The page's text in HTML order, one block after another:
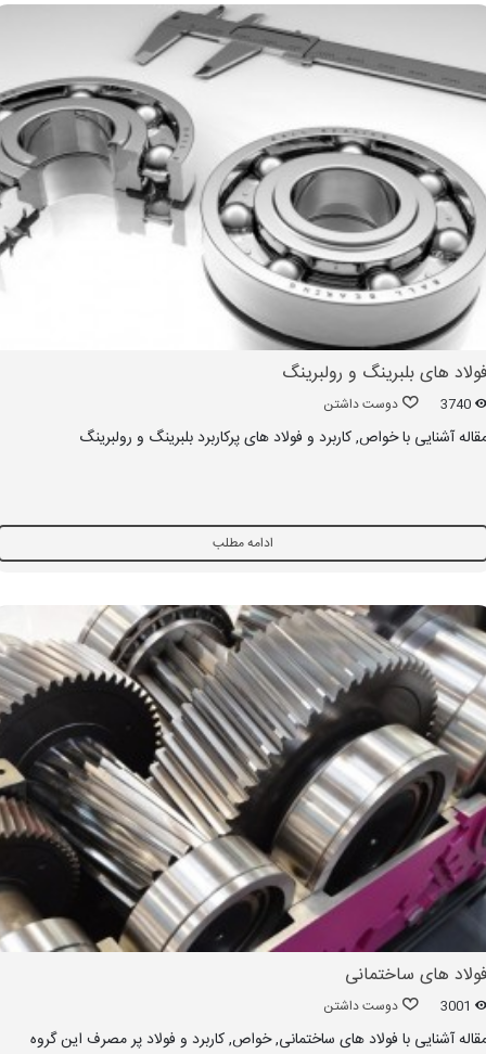
های بلبرینگ و رولبرینگ
3740 دوست داشتن
آشنایی با خواص, کاربرد و فولاد های پرکاربرد بلبرینگ و رولبرینگ
ادامه مطلب
های ساختمانی
3001 دوست داشتن
آشنایی با فولاد های ساختمانی, خواص, کاربرد و فولاد پر مصرف این گروه